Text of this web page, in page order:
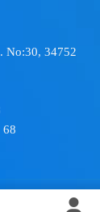
No:30, 34752
68